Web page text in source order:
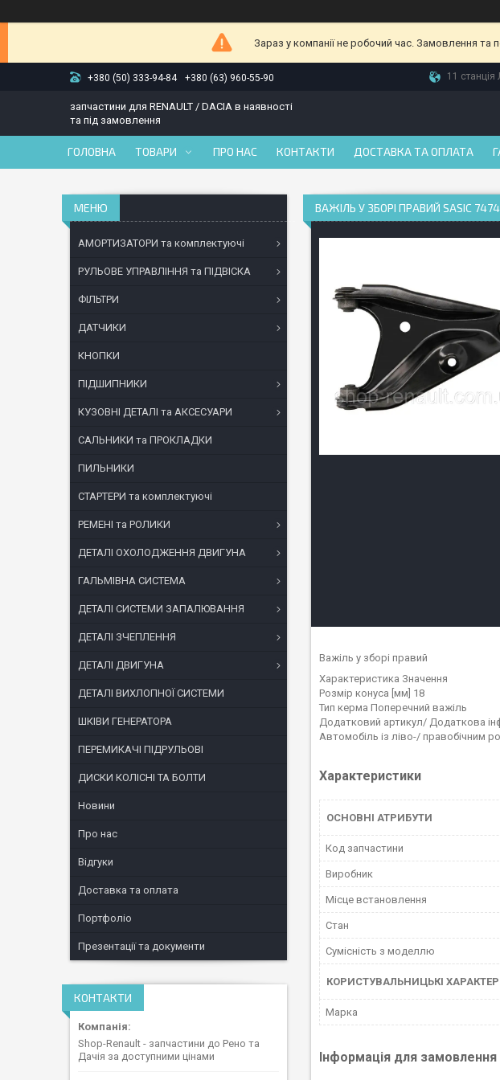
Зараз у компанії не робочий час. Замовлення та
+380 (50) 333-94-84 +380 (63) 960-55-90 11
запчастини для RENAULT / DACIA в наявності
та під замовлення
ГОЛОВНА ТОВАРИ ПРО НАС КОНТАКТИ ДОСТАВКА ТА ОПЛАТА
ВАЖІЛЬ У ЗБОРІ ПРАВИЙ SASIC
Важіль у зборі правий
Характеристика Значення
Розмір конуса [мм] 18
Тип керма Поперечний важіль
Додатковий артикул/ Додаткова
Автомобіль із ліво-/ правобічним
Характеристики
ОСНОВНІ АТРИБУТИ
Код запчастини
Виробник
Місце встановлення
Стан
Сумісність з моделлю
КОРИСТУВАЛЬНИЦЬКІ
Марка
Інформація для замовлення
АМОРТИЗАТОРИ та комплектуючі
РУЛЬОВЕ УПРАВЛІННЯ та ПІДВІСКА
ФІЛЬТРИ
ДАТЧИКИ
КНОПКИ
ПІДШИПНИКИ
КУЗОВНІ ДЕТАЛІ та АКСЕСУАРИ
САЛЬНИКИ та ПРОКЛАДКИ
ПИЛЬНИКИ
СТАРТЕРИ та комплектуючі
РЕМЕНІ та РОЛИКИ
ДЕТАЛІ ОХОЛОДЖЕННЯ ДВИГУНА
ГАЛЬМІВНА СИСТЕМА
ДЕТАЛІ СИСТЕМИ ЗАПАЛЮВАННЯ
ДЕТАЛІ ЗЧЕПЛЕННЯ
ДЕТАЛІ ДВИГУНА
ДЕТАЛІ ВИХЛОПНОЇ СИСТЕМИ
ШКІВИ ГЕНЕРАТОРА
ПЕРЕМИКАЧІ ПІДРУЛЬОВІ
ДИСКИ КОЛІСНІ ТА БОЛТИ
Новини
Про нас
Відгуки
Доставка та оплата
Портфоліо
Презентації та документи
КОНТАКТИ
Shop-Renault - запчастини до Рено та
Дачія за доступними цінами